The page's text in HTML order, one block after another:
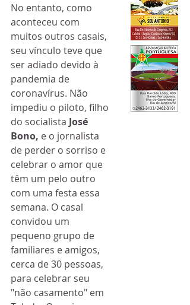
No entanto, como
aconteceu com
muitos outros casais,
seu vínculo teve que
ser adiado devido à
pandemia de
coronavírus. Não
impediu o piloto, filho
do socialista José
Bono, e o jornalista
de perder o sorriso e
celebrar o amor que
têm um pelo outro
com uma festa essa
semana. O casal
convidou um
pequeno grupo de
familiares e amigos,
cerca de 30 pessoas,
para celebrar seu
"não casamento" em